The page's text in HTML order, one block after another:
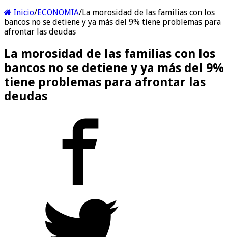
Inicio/ECONOMIA/La morosidad de las familias con los
bancos no se detiene y ya más del 9% tiene problemas para
afrontar las deudas
La morosidad de las familias con los
bancos no se detiene y ya más del 9%
tiene problemas para afrontar las
deudas